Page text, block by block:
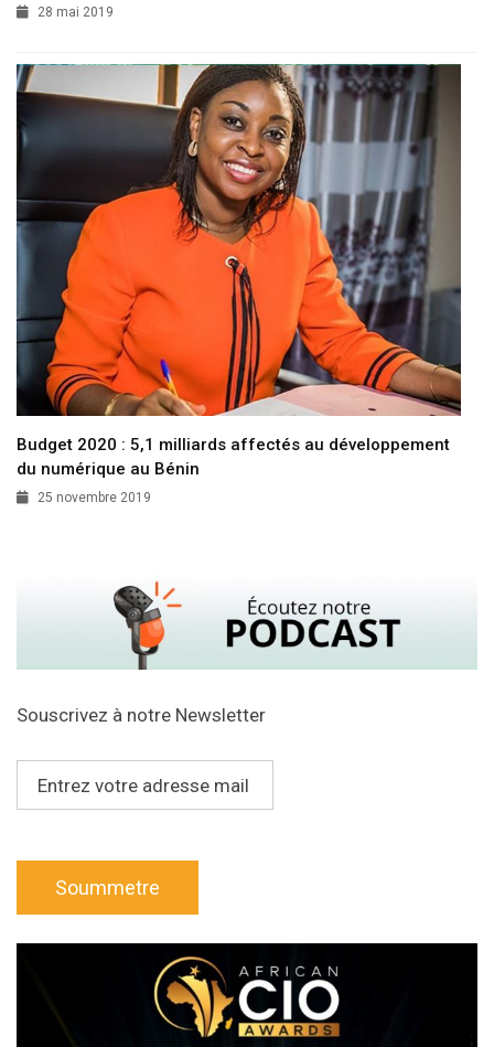
28 mai 2019
Budget 2020 : 5,1 milliards affectés au développement
du numérique au Bénin
25 novembre 2019
Souscrivez à notre Newsletter